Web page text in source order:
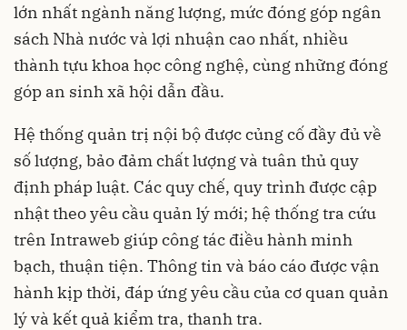
lớn nhất ngành năng lượng, mức đóng góp ngân
sách Nhà nước và lợi nhuận cao nhất, nhiều
thành tựu khoa học công nghệ, cùng những đóng
góp an sinh xã hội dẫn đầu.
Hệ thống quản trị nội bộ được củng cố đầy đủ về
số lượng, bảo đảm chất lượng và tuân thủ quy
định pháp luật. Các quy chế, quy trình được cập
nhật theo yêu cầu quản lý mới; hệ thống tra cứu
trên Intraweb giúp công tác điều hành minh
bạch, thuận tiện. Thông tin và báo cáo được vận
hành kịp thời, đáp ứng yêu cầu của cơ quan quản
lý và kết quả kiểm tra, thanh tra.